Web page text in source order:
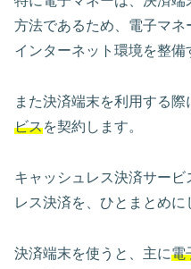
方法であるため、電子マネ
インターネット環境を整備
また決済端末を利用する際
ビスを契約します。
キャッシュレス決済サービ
レス決済を、ひとまとめに
決済端末を使うと、主に電